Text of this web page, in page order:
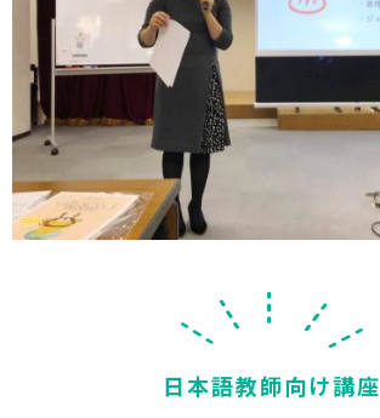
日本語教師向け講座